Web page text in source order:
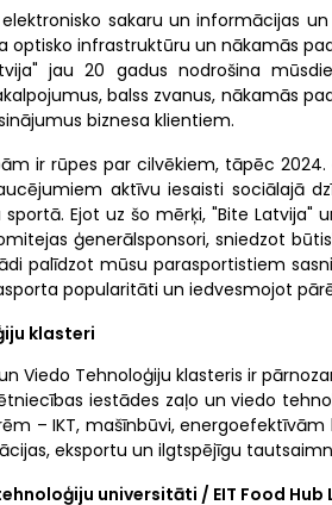
sakaru un informācijas
optisko infrastruktūru un nākamās
jau 20 gadus nodrošina
balss zvanus, nākamās
biznesa klientiem.
ir rūpes par cilvēkiem, tāpēc
aktīvu iesaisti sociālajā
Ejot uz šo mērķi, "Bite Latvija"
ģenerālsponsori, sniedzot
palīdzot mūsu parasportistiem
popularitāti un iedvesmojot
klasteri
Viedo Tehnoloģiju klasteris ir
iestādes zaļo un viedo
– IKT, mašīnbūvi,
eksportu un ilgtspējīgu
universitāti / EIT Food Hub